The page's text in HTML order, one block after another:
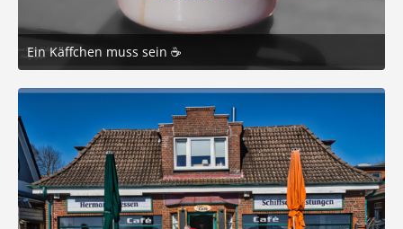
Ein Käffchen muss sein ☕️
21. März 2025 um 16:15
7